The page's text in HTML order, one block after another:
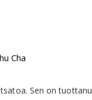
Cha
Sen on